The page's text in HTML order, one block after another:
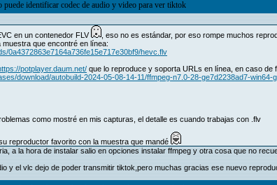
puede identificar codec de audio y video para ver tiktok
en un contenedor FLV
, eso no es estándar, por eso rompe muchos
que encontré en línea:
0a4372863e7164a736fe15e717e30bf9/hevc.flv
potplayer.daum.net/ que lo reproduce y soporta URLs en línea, en caso
download/autobuild-2024-05-08-14-11/ffmpeg-n7.0-28-ge7d2238ad7-win64-
como mostré en mis capturas, el detalle es cuando trabajas con .flv
reproductor favorito con la muestra que mandé
a la hora de instalar salio en opciones instalar ffmpeg y otra cosa que no
y el vlc dejo de poder transmitir tiktok,pero muchas gracias ese nuevo